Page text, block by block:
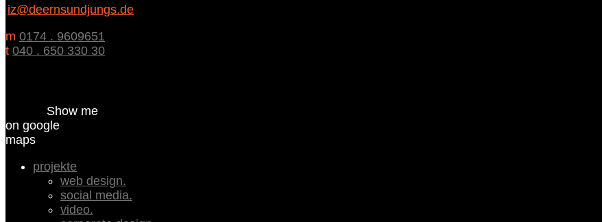
iz@deernsundjungs.de
m 0174 . 9609651
t 040 . 650 330 30
Show me
on google
maps
projekte
web design.
social media.
video.